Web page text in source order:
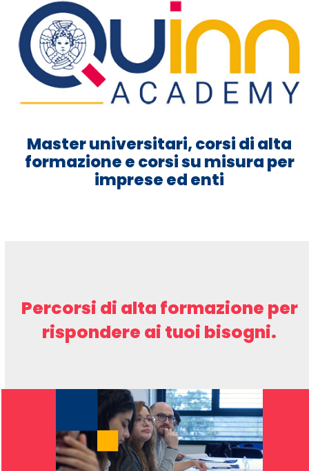
Master universitari, corsi di alta
formazione e corsi su misura per
imprese ed enti
Percorsi di alta formazione per
rispondere ai tuoi bisogni.